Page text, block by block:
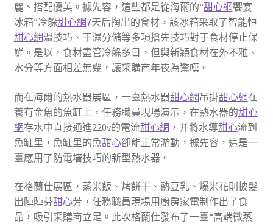
麗、搭配優美。據先容，這些都是從海爾的“甜心網饗宴
冰箱”冷躲甜心網7天后掏出的食材，該冰箱采取了智能恒
甜心網溫技巧、干濕分儲等多項搶先技巧對于食材停止保
鮮。是以，食材盡管冷躲多日，但與新穎食材在外不雅、
水分等方面相差無幾，讓采購商年夜為驚嘆。
而在海爾的熱水器展區，一臺熱水器甜心網吊掛甜心網在
養有金魚的魚缸上，任務職員現場演示，在熱水器的甜心
網存水中直接通進220v的電流甜心網 ，并將水導甜心流到
魚缸里，魚缸里的魚甜心卻能正常游動，據先容，這是一
臺應用了防電墻技巧的新型熱水器。
在格蘭仕展區，蒸米飯、烤餅干、熱豆乳、爆米花則披髮
出陣陣芬甜心芳，任務職員現場用廚房家電制作出了食
品，吸引采購商立足。此次格蘭仕發布了一臺“高端微蒸